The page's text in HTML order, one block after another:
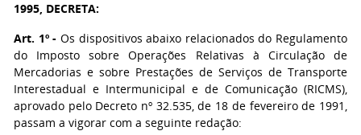
1995, DECRETA:
Art. 1º - Os dispositivos abaixo relacionados do Regulamento
do Imposto sobre Operações Relativas à Circulação de
Mercadorias e sobre Prestações de Serviços de Transporte
Interestadual e Intermunicipal e de Comunicação (RICMS),
aprovado pelo Decreto nº 32.535, de 18 de fevereiro de 1991,
passam a vigorar com a seguinte redação: